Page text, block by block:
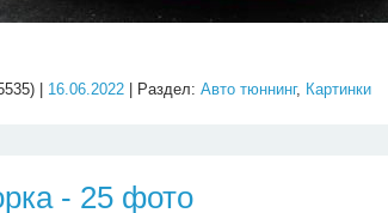
| 16.06.2022 | Раздел:Авто тюннинг, Картинки
- 25 фото